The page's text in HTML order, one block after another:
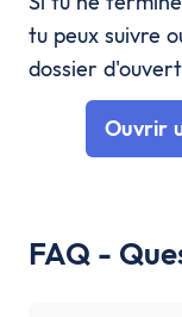
tu peux suivre
dossier
Ouvrir
FAQ -